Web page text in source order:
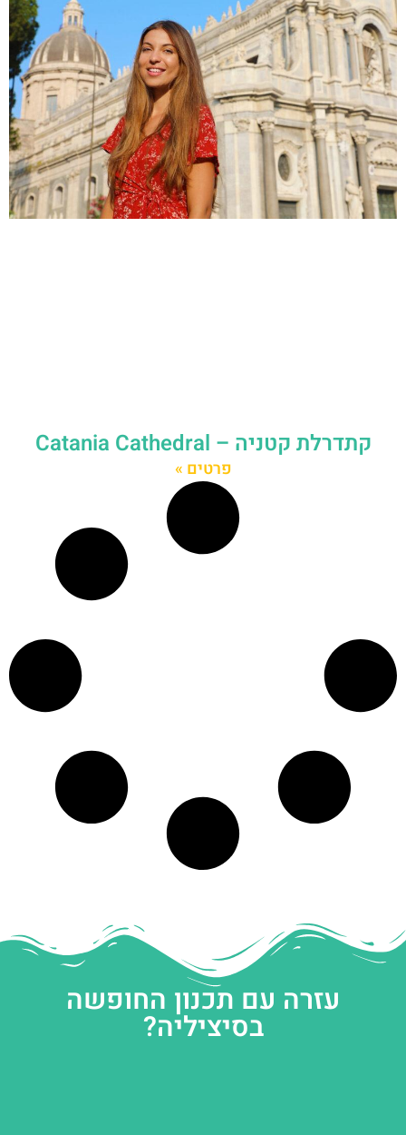
קתדרלת קטניה – Catania Cathedral
פרטים »
עזרה עם תכנון החופשה
בסיציליה?